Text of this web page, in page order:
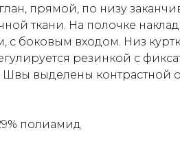
прямой, по низу
ткани. На полочке
с боковым входом. Низ
резинкой с
Швы выделены контрастной
полиамид